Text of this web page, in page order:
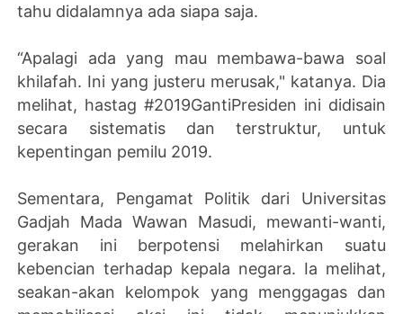
tahu didalamnya ada siapa saja.
“Apalagi ada yang mau membawa-bawa soal
khilafah. Ini yang justeru merusak," katanya. Dia
melihat, hastag #2019GantiPresiden ini didisain
secara sistematis dan terstruktur, untuk
kepentingan pemilu 2019.
Sementara, Pengamat Politik dari Universitas
Gadjah Mada Wawan Masudi, mewanti-wanti,
gerakan ini berpotensi melahirkan suatu
kebencian terhadap kepala negara. Ia melihat,
seakan-akan kelompok yang menggagas dan